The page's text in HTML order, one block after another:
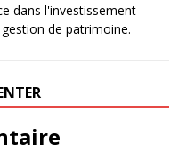
dans l'investissement
de patrimoine.